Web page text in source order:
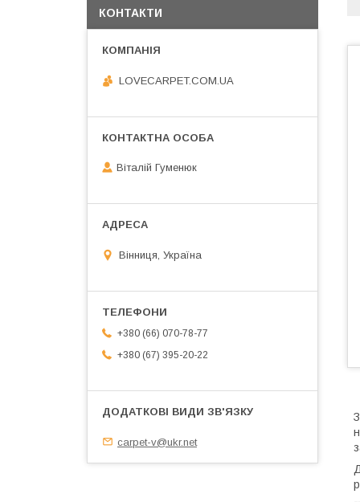
КОНТАКТИ
LOVECARPET.COM.UA
Віталій Гуменюк
Вінниця, Україна
+380 (66) 070-78-77
+380 (67) 395-20-22
carpet-v@ukr.net